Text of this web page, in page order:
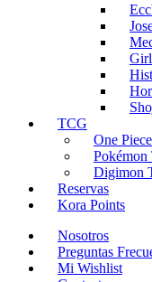
TCG
One
Pokémon
Digimon
Reservas
Kora Points
Nosotros
Preguntas
Mi Wishlist